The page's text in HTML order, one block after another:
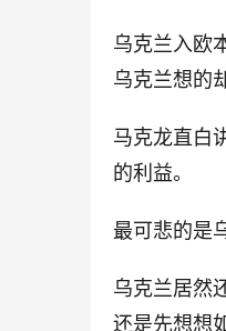
乌克兰入欧
乌克兰想的
马克龙直白
的利益。
最可悲的是
乌克兰居然
还是先想想